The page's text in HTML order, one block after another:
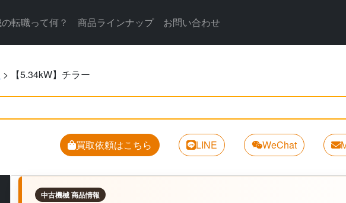
転職って何？ 商品ラインナップ お問い合わせ
> 【5.34kW】チラー
買取依頼はこちら LINE WeChat
中古機械 商品情報